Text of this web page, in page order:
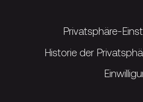
Privatsphäre-
Historie der